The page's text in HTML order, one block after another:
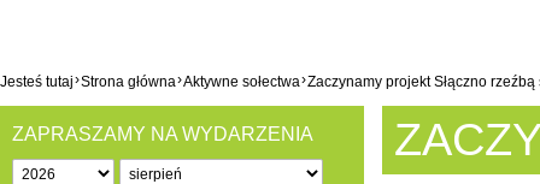
Jesteś tutaj›Strona główna›Aktywne sołectwa›Zaczynamy projekt Słączno rzeźbą
ZAPRASZAMY NA WYDARZENIA